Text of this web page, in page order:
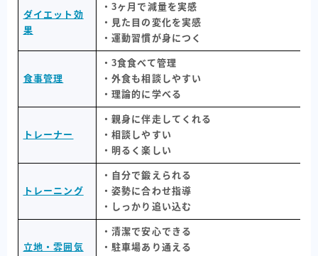
ダイエット効
果
・3ヶ月で減量を実感
・見た目の変化を実感
・運動習慣が身につく
食事管理
・3食食べて管理
・外食も相談しやすい
・理論的に学べる
トレーナー
・親身に伴走してくれる
・相談しやすい
・明るく楽しい
トレーニング
・自分で鍛えられる
・姿勢に合わせ指導
・しっかり追い込む
立地・雰囲気
・清潔で安心できる
・駐車場あり通える